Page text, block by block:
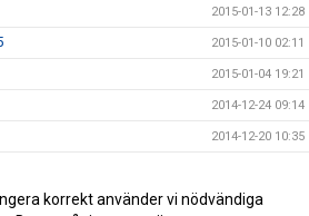
2015-01-13 12:28
2015-01-10 02:11
2015-01-04 19:21
2014-12-24 09:14
2014-12-20 10:35
2014-12-20 10:33
korrekt använder vi nödvändiga